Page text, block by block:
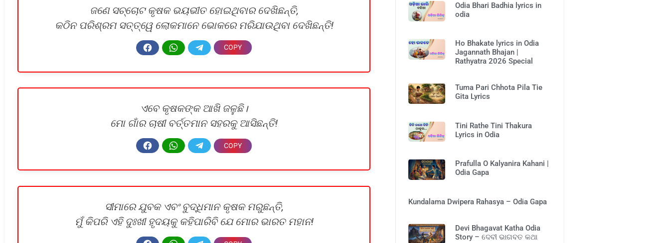
ଜଣେ ସଚ୍ଚୋଟ କୃଷକ ଭୟଭୀତ ହୋଇଥିବାର ଦେଖିଛନ୍ତି,
କଠିନ ପରିଶ୍ରମ ସତ୍ତ୍ୱେ ଲୋକମାନେ ଭୋକରେ ମରିଯାଉଥିବା ଦେଖିଛନ୍ତି!
ଏବେ କୃଷକଙ୍କ ଆଖି ଜଳୁଛି।
ମୋ ଗାଁର ଚାଷୀ ବର୍ତ୍ତମାନ ସହରକୁ ଆସିଛନ୍ତି!
ସୀମାରେ ଯୁବକ ଏବଂ ବୁଦ୍ଧିମାନ କୃଷକ ମରୁଛନ୍ତି,
ମୁଁ କିପରି ଏହି ଦୁଃଖୀ ହୃଦୟକୁ କହିପାରିବି ଯେ ମୋର ଭାରତ ମହାନ!
Odia Bhari Badhia lyrics in
odia
Ho Bhakate lyrics in Odia
Jagannath Bhajan |
Rathyatra 2026 Special
Tuma Pari Chhota Pila Tie
Gita Lyrics
Tini Rathe Tini Thakura
Lyrics in Odia
Prafulla O Kalyanira Kahani |
Odia Gapa
Kundalama Dwipera Rahasya – Odia Gapa
Devi Bhagavat Katha Odia
Story – ଦେବୀ ଭାଗବତ କଥା